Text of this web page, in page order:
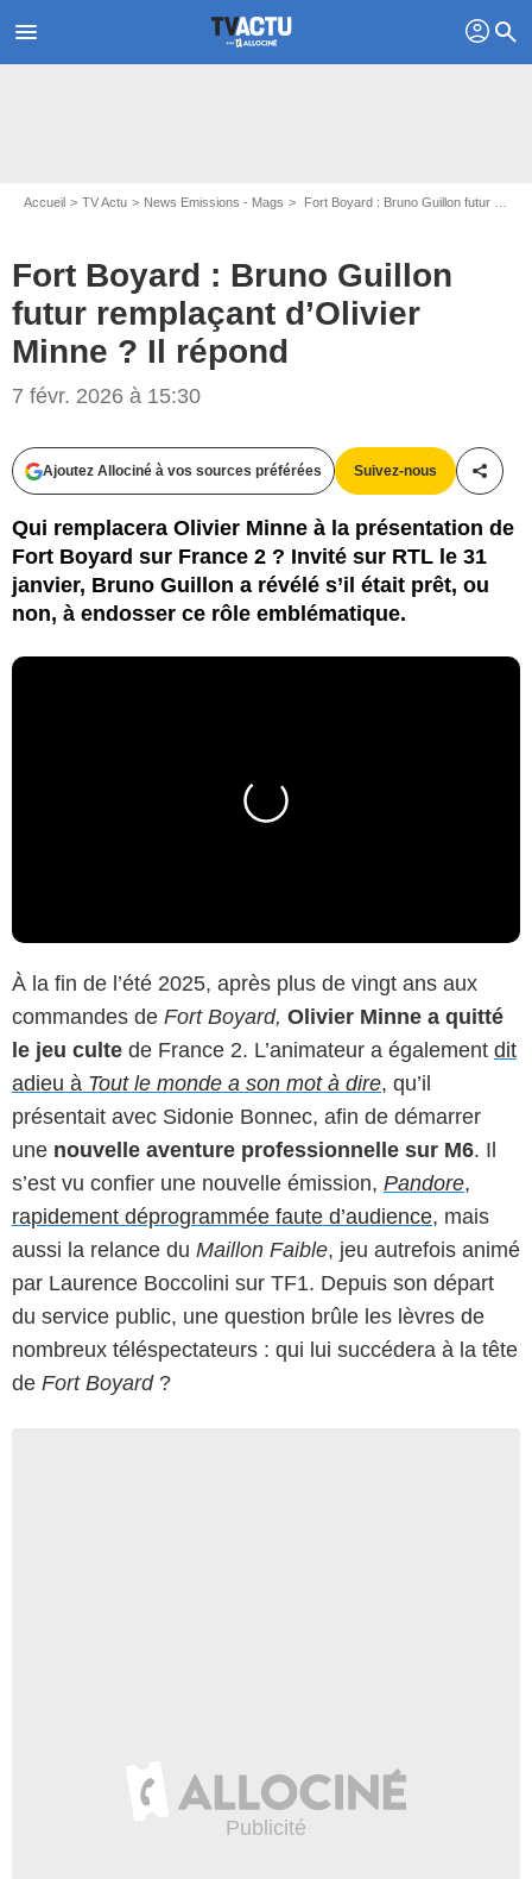
menu profil search
Accueil TV Actu News Emissions - Mags Fort Boyard : Bruno Guillon futur remplaçant d’Olivier Minne ? Il répond
Fort Boyard : Bruno Guillon
futur remplaçant d’Olivier
Minne ? Il répond
7 févr. 2026 à 15:30
Ajoutez Allociné à vos sources préférées Suivez-nous
Qui remplacera Olivier Minne à la présentation de
Fort Boyard sur France 2 ? Invité sur RTL le 31
janvier, Bruno Guillon a révélé s’il était prêt, ou
non, à endosser ce rôle emblématique.
À la fin de l’été 2025, après plus de vingt ans aux
commandes de Fort Boyard, Olivier Minne a quitté
le jeu culte de France 2. L’animateur a également dit
adieu à Tout le monde a son mot à dire, qu’il
présentait avec Sidonie Bonnec, afin de démarrer
une nouvelle aventure professionnelle sur M6. Il
s’est vu confier une nouvelle émission, Pandore,
rapidement déprogrammée faute d’audience, mais
aussi la relance du Maillon Faible, jeu autrefois animé
par Laurence Boccolini sur TF1. Depuis son départ
du service public, une question brûle les lèvres de
nombreux téléspectateurs : qui lui succédera à la tête
de Fort Boyard?